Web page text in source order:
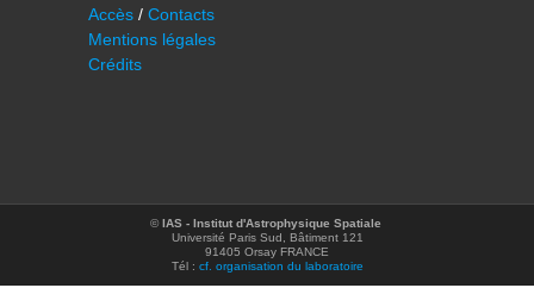
Accès / Contacts
Mentions légales
Crédits
©IAS - Institut d'Astrophysique Spatiale
Université Paris Sud, Bâtiment 121
91405 Orsay FRANCE
Tél : cf. organisation du laboratoire